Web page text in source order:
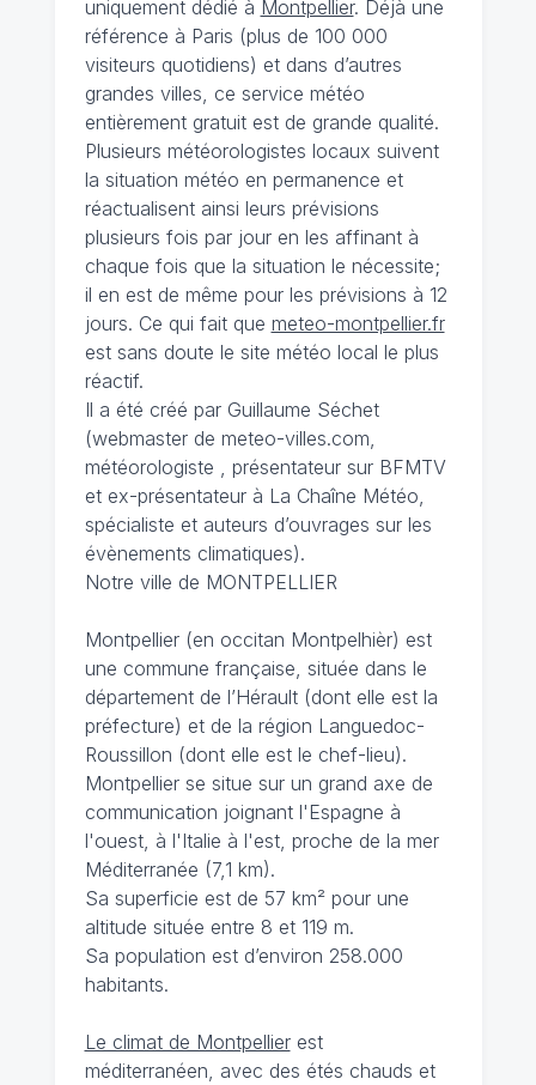
uniquement dédié à Montpellier. Déjà une
référence à Paris (plus de 100 000
visiteurs quotidiens) et dans d’autres
grandes villes, ce service météo
entièrement gratuit est de grande qualité.
Plusieurs météorologistes locaux suivent
la situation météo en permanence et
réactualisent ainsi leurs prévisions
plusieurs fois par jour en les affinant à
chaque fois que la situation le nécessite;
il en est de même pour les prévisions à 12
jours. Ce qui fait que meteo-montpellier.fr
est sans doute le site météo local le plus
réactif.
Il a été créé par Guillaume Séchet
(webmaster de meteo-villes.com,
météorologiste , présentateur sur BFMTV
et ex-présentateur à La Chaîne Météo,
spécialiste et auteurs d’ouvrages sur les
évènements climatiques).
Notre ville de MONTPELLIER
Montpellier (en occitan Montpelhièr) est
une commune française, située dans le
département de l’Hérault (dont elle est la
préfecture) et de la région Languedoc-
Roussillon (dont elle est le chef-lieu).
Montpellier se situe sur un grand axe de
communication joignant l'Espagne à
l'ouest, à l'Italie à l'est, proche de la mer
Méditerranée (7,1 km).
Sa superficie est de 57 km² pour une
altitude située entre 8 et 119 m.
Sa population est d’environ 258.000
habitants.
Le climat de Montpellierest
méditerranéen, avec des étés chauds et